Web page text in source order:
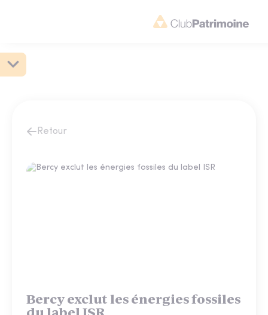
Retour
Bercy exclut les énergies fossiles